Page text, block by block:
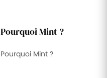
Pourquoi Mint ?
Pourquoi Mint ?